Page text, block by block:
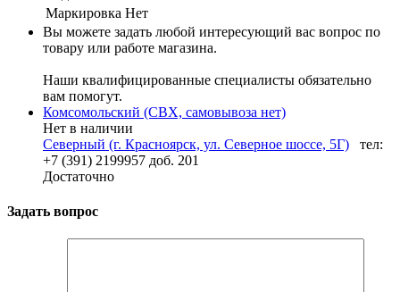
Маркировка Нет
Вы можете задать любой интересующий вас вопрос по
товару или работе магазина.
Наши квалифицированные специалисты обязательно
вам помогут.
Комсомольский (СВХ, самовывоза нет)
Нет в наличии
Северный (г. Красноярск, ул. Северное шоссе, 5Г)
тел:
+7 (391) 2199957 доб. 201
Достаточно
Задать вопрос